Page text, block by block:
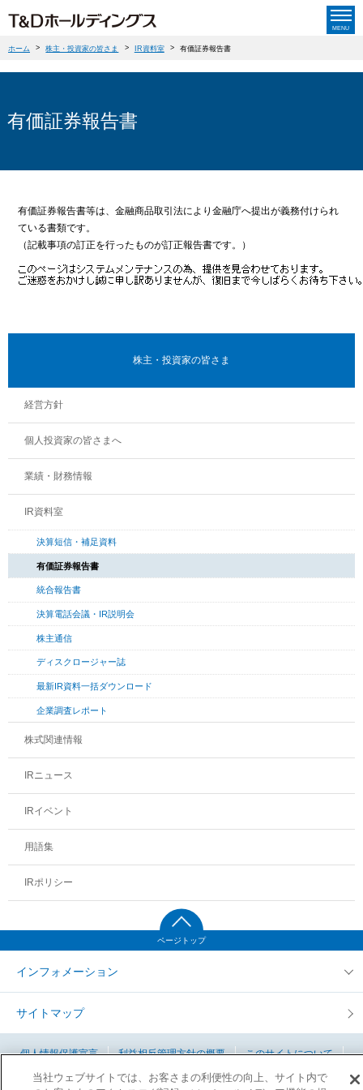
MENU
社長ごあいさつ
グループストラクチャー・ビジネスモデル
グループ会社情報
グループ広告・CM・協賛
株主・投資家の皆さま
経営方針
個人投資家の皆さまへ
業績・財務情報
IR資料室
会社概要
役員一覧
コーポレート・ガバナンス
サステナビリティ TOP
T&D保険グループ サステナビリティステートメント
サステナビリティ推進体制
サステナビリティライブラリー
ニュースリリース
ニュースリリースTOP
ホーム > 株主・投資家の皆さま > IR資料室 > 有価証券報告書
有価証券報告書
有価証券報告書等は、金融商品取引法により金融庁へ提出が義務付けられ
ている書類です。
（記載事項の訂正を行ったものが訂正報告書です。）
株主・投資家の皆さま
経営方針
個人投資家の皆さまへ
業績・財務情報
IR資料室
決算短信・補足資料
有価証券報告書
統合報告書
決算電話会議・IR説明会
株主通信
ディスクロージャー誌
最新IR資料一括ダウンロード
企業調査レポート
株式関連情報
IRニュース
IRイベント
用語集
IRポリシー
ページトップ
インフォメーション
T&D保険グループ お客さま本位の業務運営に係る基本方針
T&Dホールディングスソーシャルメディア利用規約
T&D保険グループ 反社会的勢力対応に関する基本方針
サイトマップ
個人情報保護宣言 利益相反管理方針の概要 このサイトについて
クッキー設定 お問い合せ よくあるご質問
当社ウェブサイトでは、お客さまの利便性の向上、サイト内で